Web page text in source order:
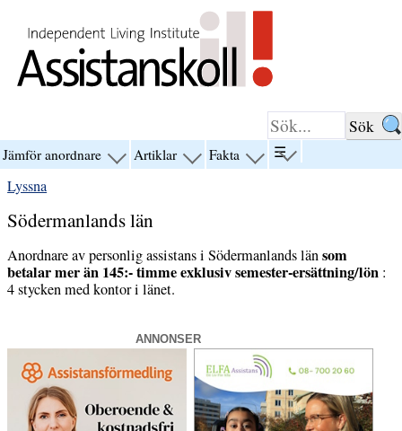
Jämför anordnare visa
anordnare”
Artiklar visa Fakta visa
☰visa
menyn
Lyssna
Södermanlands län
Anordnare av personlig assistans i Södermanlands länsom
betalar mer än 145:- timme exklusiv semester-ersättning/lön :
4 stycken med kontor i länet.
ANNONSER